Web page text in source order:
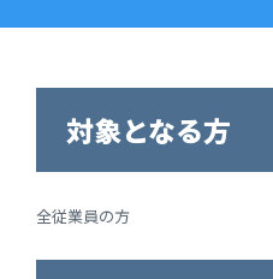
対象となる方
全従業員の方